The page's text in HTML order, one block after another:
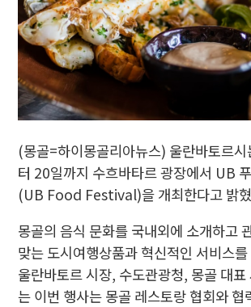
(몽골=하이몽골리아뉴스) 울란바토르
터 20일까지 수흐바타르 광장에서 UB
(UB Food Festival)을 개최한다고 밝
몽골의 음식 문화를 국내외에 소개하고
맞는 도시여행상품과 혁신적인 서비스
울란바토르 시장, 수도관광청, 몽골 대
는 이번 행사는 몽골 레스토랑 협회와 협